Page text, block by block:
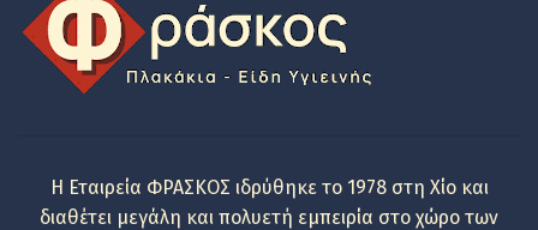
780.00 €
Η Εταιρεία ΦΡΑΣΚΟΣ ιδρύθηκε το 1978 στη Χίο και
διαθέτει μεγάλη και πολυετή εμπειρία στο χώρο των